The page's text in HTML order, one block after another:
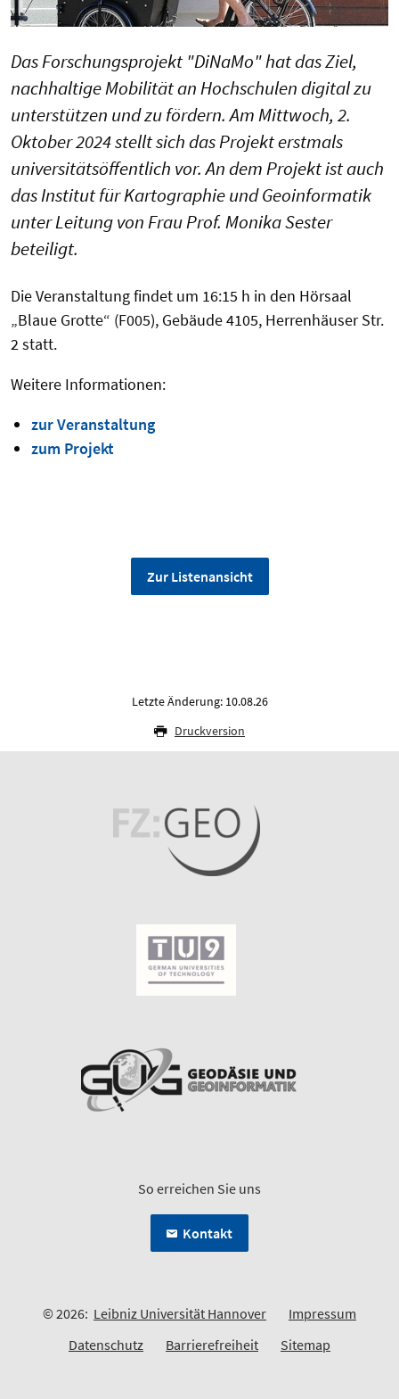
Das Forschungsprojekt "DiNaMo" hat das Ziel,
nachhaltige Mobilität an Hochschulen digital zu
unterstützen und zu fördern. Am Mittwoch, 2.
Oktober 2024 stellt sich das Projekt erstmals
universitätsöffentlich vor. An dem Projekt ist auch
das Institut für Kartographie und Geoinformatik
unter Leitung von Frau Prof. Monika Sester
beteiligt.
Die Veranstaltung findet um 16:15 h in den Hörsaal
„Blaue Grotte“ (F005), Gebäude 4105, Herrenhäuser Str.
2 statt.
Weitere Informationen:
zur Veranstaltung
zum Projekt
Zur Listenansicht
Letzte Änderung: 10.08.26
Druckversion
So erreichen Sie uns
Kontakt
© 2026: Leibniz Universität Hannover
Impressum
Datenschutz
Barrierefreiheit Sitemap